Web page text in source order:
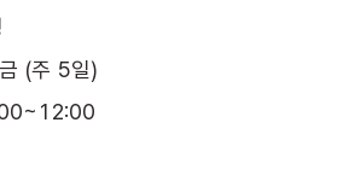
(주 5일)